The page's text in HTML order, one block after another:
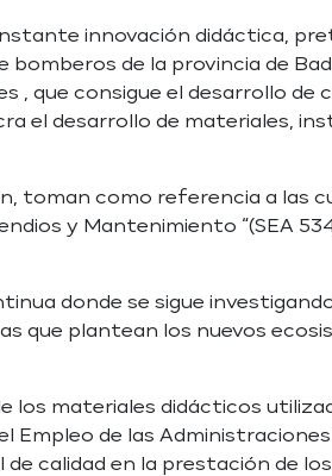
innovación didáctica,
de la provincia de
, que consigue el desarrollo
el desarrollo de materiales,
toman como referencia a las
y Mantenimiento “(SEA
donde se sigue
que plantean los nuevos
los materiales didácticos
de las Administraciones
calidad en la prestación de